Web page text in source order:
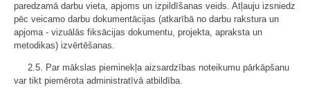
paredzamā darbu vieta, apjoms un izpildīšanas veids. Atļauju izsniedz
pēc veicamo darbu dokumentācijas (atkarībā no darbu rakstura un
apjoma - vizuālās fiksācijas dokumentu, projekta, apraksta un
metodikas) izvērtēšanas.
2.5. Par mākslas pieminekļa aizsardzības noteikumu pārkāpšanu
var tikt piemērota administratīvā atbildība.